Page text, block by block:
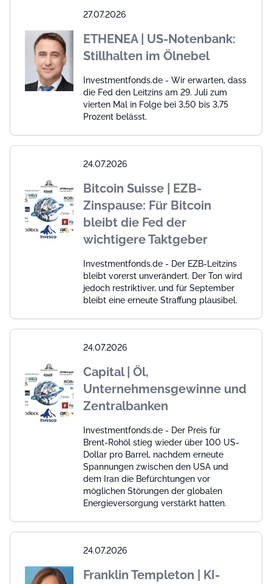
27.07.2026
ETHENEA | US-Notenbank:
Stillhalten im Ölnebel
Investmentfonds.de - Wir erwarten, dass
die Fed den Leitzins am 29. Juli zum
vierten Mal in Folge bei 3,50 bis 3,75
Prozent belässt.
24.07.2026
Bitcoin Suisse | EZB-
Zinspause: Für Bitcoin
bleibt die Fed der
wichtigere Taktgeber
Investmentfonds.de - Der EZB-Leitzins
bleibt vorerst unverändert. Der Ton wird
jedoch restriktiver, und für September
bleibt eine erneute Straffung plausibel.
24.07.2026
Capital | Öl,
Unternehmensgewinne und
Zentralbanken
Investmentfonds.de - Der Preis für
Brent-Rohöl stieg wieder über 100 US-
Dollar pro Barrel, nachdem erneute
Spannungen zwischen den USA und
dem Iran die Befürchtungen vor
möglichen Störungen der globalen
Energieversorgung verstärkt hatten.
24.07.2026
Franklin Templeton | KI-